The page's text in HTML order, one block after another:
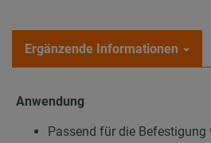
Ergänzende Informationen
Anwendung
Passend für die